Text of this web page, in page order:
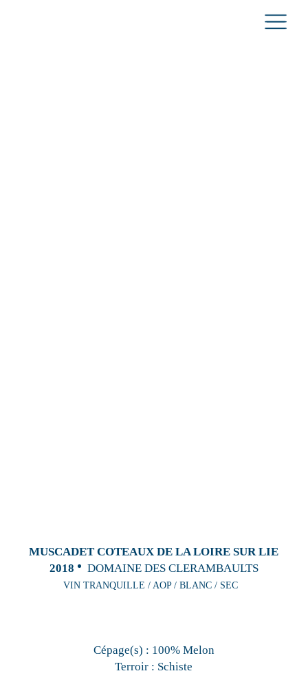
MUSCADET COTEAUX DE LA LOIRE SUR LIE
2018
DOMAINE DES CLERAMBAULTS
VIN TRANQUILLE / AOP / BLANC / SEC
Cépage(s) : 100% Melon
Terroir : Schiste